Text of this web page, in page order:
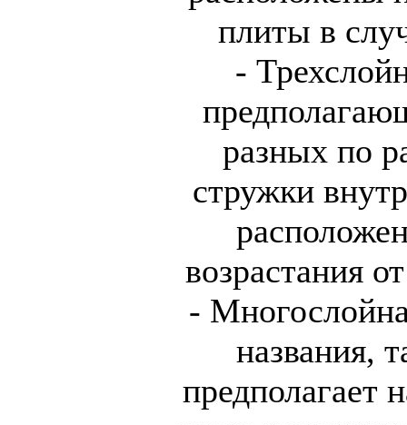
плиты в
-
разных по
стружки
возрастания
-
названия,
предполагает